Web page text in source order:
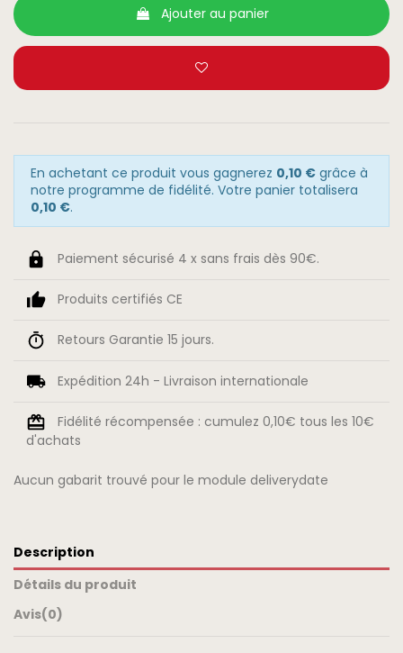
Ajouter au panier
En achetant ce produit vous gagnerez 0,10 €grâce à
notre programme de fidélité. Votre panier totalisera
0,10 €.
Paiement sécurisé 4 x sans frais dès 90€.
Produits certifiés CE
Retours Garantie 15 jours.
Expédition 24h - Livraison internationale
Fidélité récompensée : cumulez 0,10€ tous les 10€
d'achats
Aucun gabarit trouvé pour le module deliverydate
Description
Détails du produit
Avis(0)